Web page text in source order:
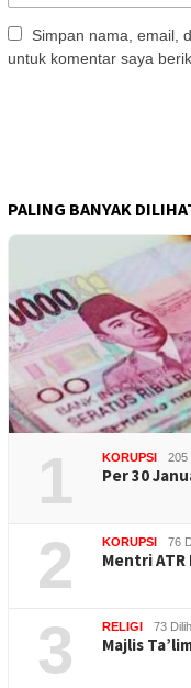
Simpan nama, email,
untuk komentar saya
PALING BANYAK
1 KORUPSI 205
Per 30
2 KORUPSI 76
Mentri
3 RELIGI 73
Majlis